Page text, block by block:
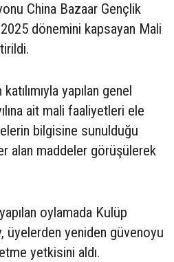
China Bazaar Gençlik
dönemini kapsayan Mali
yapılan genel
ait mali faaliyetleri ele
bilgisine sunulduğu
alan maddeler görüşülerek
oylamada Kulüp
üyelerden yeniden güvenoyu
yetkisini aldı.